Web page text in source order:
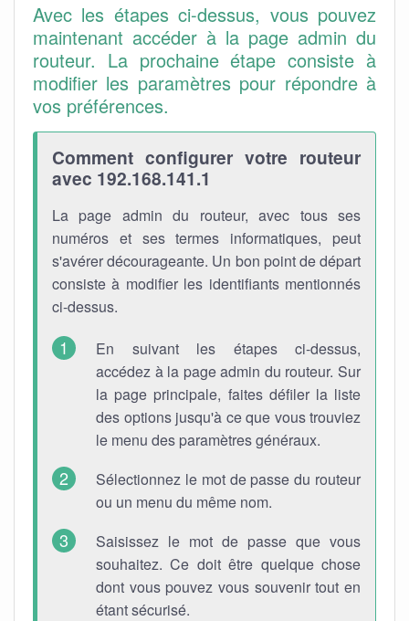
Avec les étapes ci-dessus, vous pouvez
maintenant accéder à la page admin du
routeur. La prochaine étape consiste à
modifier les paramètres pour répondre à
vos préférences.
Comment configurer votre routeur
avec 192.168.141.1
La page admin du routeur, avec tous ses
numéros et ses termes informatiques, peut
s'avérer décourageante. Un bon point de départ
consiste à modifier les identifiants mentionnés
ci-dessus.
En suivant les étapes ci-dessus,
accédez à la page admin du routeur. Sur
la page principale, faites défiler la liste
des options jusqu'à ce que vous trouviez
le menu des paramètres généraux.
Sélectionnez le mot de passe du routeur
ou un menu du même nom.
Saisissez le mot de passe que vous
souhaitez. Ce doit être quelque chose
dont vous pouvez vous souvenir tout en
étant sécurisé.